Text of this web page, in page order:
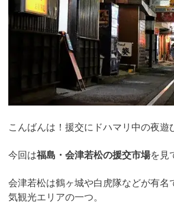
こんばんは！援交にドハマリ中の夜遊
今回は福島・会津若松の援交市場を見
会津若松は鶴ヶ城や白虎隊などが有名
気観光エリアの一つ。